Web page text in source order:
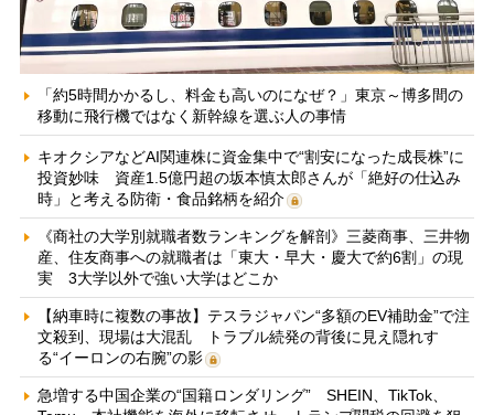
「約5時間かかるし、料金も高いのになぜ？」東京～博多間の
移動に飛行機ではなく新幹線を選ぶ人の事情
キオクシアなどAI関連株に資金集中で“割安になった成長株”に
投資妙味 資産1.5億円超の坂本慎太郎さんが「絶好の仕込み
時」と考える防衛・食品銘柄を紹介
《商社の大学別就職者数ランキングを解剖》三菱商事、三井物
産、住友商事への就職者は「東大・早大・慶大で約6割」の現
実 3大学以外で強い大学はどこか
【納車時に複数の事故】テスラジャパン“多額のEV補助金”で注
文殺到、現場は大混乱 トラブル続発の背後に見え隠れす
る“イーロンの右腕”の影
急増する中国企業の“国籍ロンダリング” SHEIN、TikTok、